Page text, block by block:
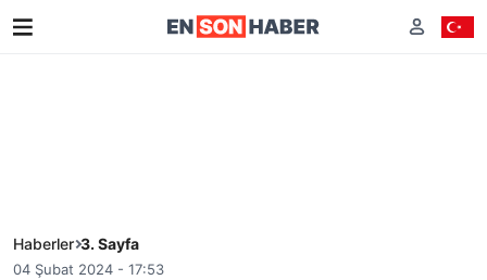
Haberler 3. Sayfa
04 Şubat 2024 - 17:53